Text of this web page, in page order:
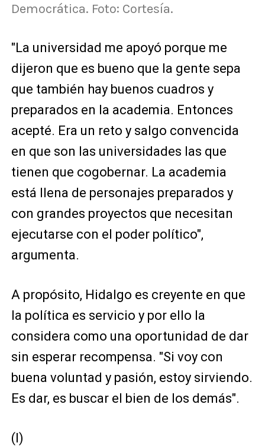
Democrática. Foto: Cortesía.
"La universidad me apoyó porque me
dijeron que es bueno que la gente sepa
que también hay buenos cuadros y
preparados en la academia. Entonces
acepté. Era un reto y salgo convencida
en que son las universidades las que
tienen que cogobernar. La academia
está llena de personajes preparados y
con grandes proyectos que necesitan
ejecutarse con el poder político",
argumenta.
A propósito, Hidalgo es creyente en que
la política es servicio y por ello la
considera como una oportunidad de dar
sin esperar recompensa. "Si voy con
buena voluntad y pasión, estoy sirviendo.
Es dar, es buscar el bien de los demás".
(I)